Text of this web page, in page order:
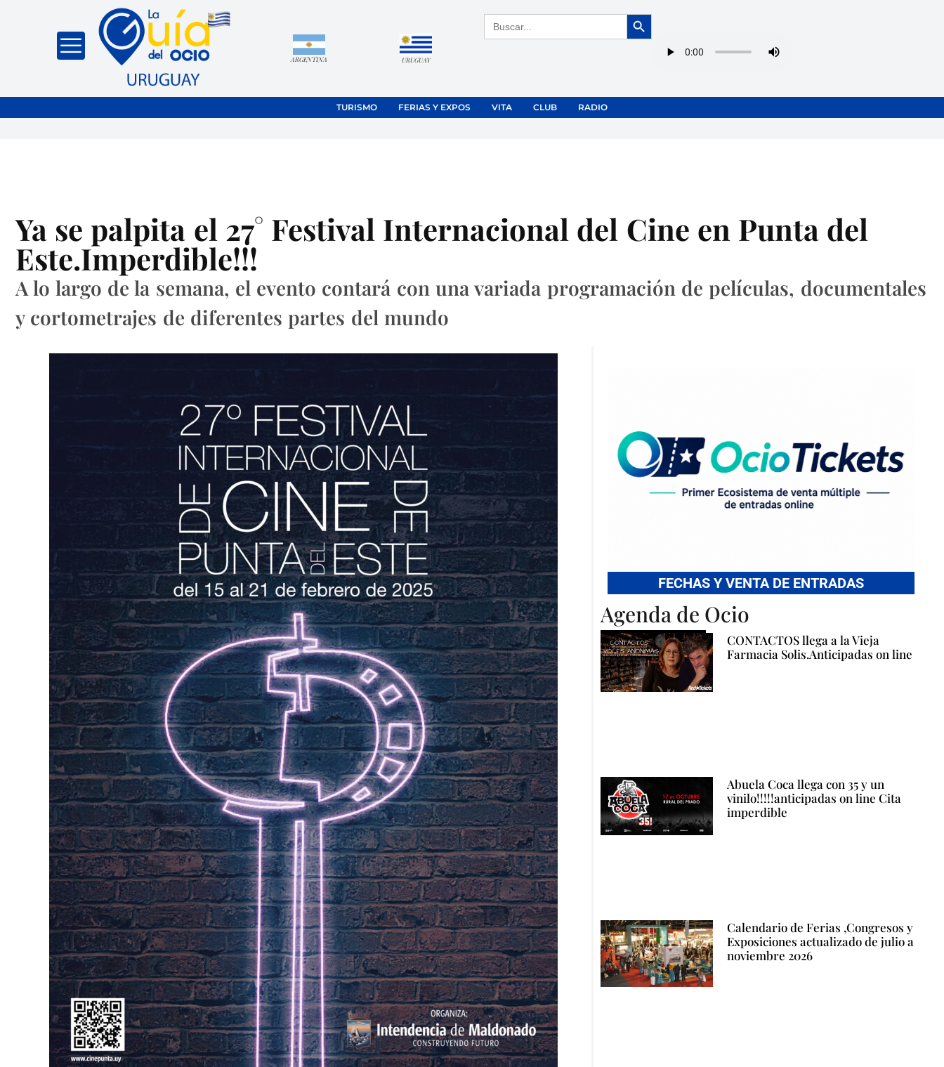
ARGENTINA URUGUAY
Buscar: Botón de búsqueda
TURISMO FERIAS Y EXPOS VITA CLUB RADIO
Ya se palpita el 27° Festival Internacional del Cine en Punta del
Este.Imperdible!!!
A lo largo de la semana, el evento contará con una variada programación de películas, documentales
y cortometrajes de diferentes partes del mundo
FECHAS Y VENTA DE ENTRADAS
Agenda de Ocio
CONTACTOS llega a la Vieja
Farmacia Solis.Anticipadas on line
Abuela Coca llega con 35 y un
vinilo!!!!!anticipadas on line Cita
imperdible
Calendario de Ferias ,Congresos y
Exposiciones actualizado de julio a
noviembre 2026